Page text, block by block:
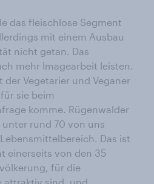
das fleischlose Segment
mit einem Ausbau
nicht getan. Das
mehr Imagearbeit leisten.
der Vegetarier und Veganer
sie beim
komme. Rügenwalder
unter rund 70 von uns
Das ist
einerseits von den 35
für die